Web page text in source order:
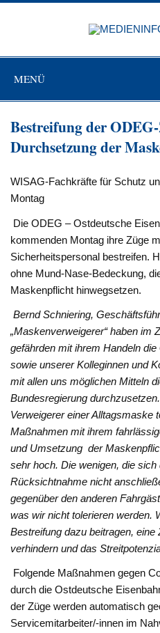
Zum
MENÜ
Bestreifung der
Durchsetzung der
WISAG-Fachkräfte für Schutz
Montag
Die ODEG – Ostdeutsche
kommenden Montag ihre Züge
Sicherheitspersonal bestreifen.
ohne Mund-Nase-Bedeckung,
Maskenpflicht hinwegsetzen.
Bernd Schniering,
„Maskenverweigerer“ haben im
gefährden mit ihrem Handeln
sowie unserer Kolleginnen und
mit allen uns möglichen Mitteln
Bundesregierung
Verweigerer einer Alltagsmaske
Maßnahmen mit ihrem
und Umsetzung der
sehr hoch. Die wenigen, die
Rücksichtnahme nicht
gegenüber den anderen
was wir nicht tolerieren werden.
Bestreifung dazu beitragen,
verhindern und das
Folgende Maßnahmen gegen
durch die Ostdeutsche
der Züge werden automatisch
Servicemitarbeiter/-innen im